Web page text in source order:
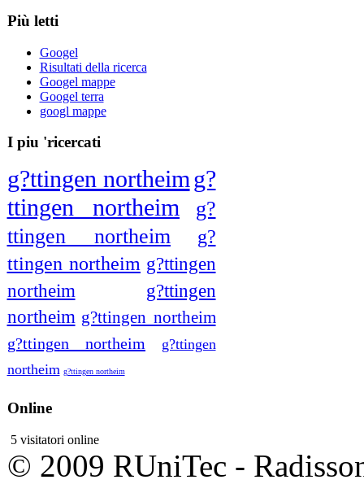
Più letti
Googel
Risultati della ricerca
Googel mappe
Googel terra
googl mappe
I piu 'ricercati
g?ttingen northeimg?
ttingen northeim
g?
ttingen northeim
g?
ttingen northeim g?ttingen
northeim
g?ttingen
northeim g?ttingen northeim
g?ttingen northeim
g?ttingen
northeim g?ttingen northeim
Online
5 visitatori online
© 2009 RUniTec -